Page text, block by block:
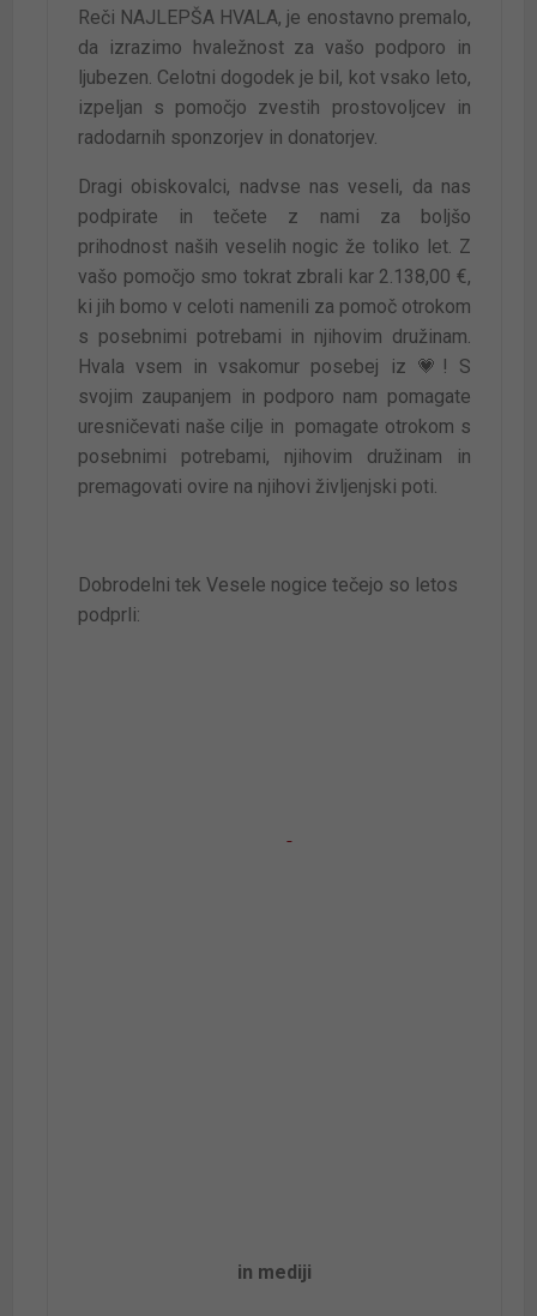
Reči NAJLEPŠA HVALA, je enostavno premalo,
da izrazimo hvaležnost za vašo podporo in
ljubezen. Celotni dogodek je bil, kot vsako leto,
izpeljan s pomočjo zvestih prostovoljcev in
radodarnih sponzorjev in donatorjev.
Dragi obiskovalci, nadvse nas veseli, da nas
podpirate in tečete z nami za boljšo
prihodnost naših veselih nogic že toliko let. Z
vašo pomočjo smo tokrat zbrali kar 2.138,00 €,
ki jih bomo v celoti namenili za pomoč otrokom
s posebnimi potrebami in njihovim družinam.
Hvala vsem in vsakomur posebej iz 💗 ! S
svojim zaupanjem in podporo nam pomagate
uresničevati naše cilje in pomagate otrokom s
posebnimi potrebami, njihovim družinam in
premagovati ovire na njihovi življenjski poti.
Dobrodelni tek Vesele nogice tečejo so letos
podprli:
in mediji